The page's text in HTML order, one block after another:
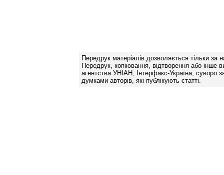
Передрук матеріалів дозволяється тільки за
Передрук, копіювання, відтворення або інше
агентства УНІАН, Інтерфакс-Україна, суворо
думками авторів, які публікують статті.